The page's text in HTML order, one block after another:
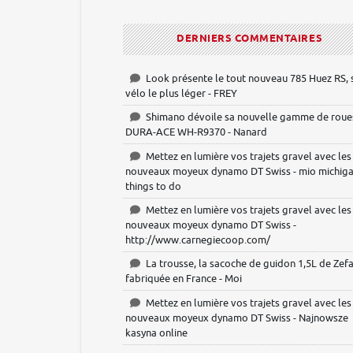
DERNIERS COMMENTAIRES
Look présente le tout nouveau 785 Huez RS,
vélo le plus léger - FREY
Shimano dévoile sa nouvelle gamme de
DURA-ACE WH-R9370 - Nanard
Mettez en lumière vos trajets gravel avec les
nouveaux moyeux dynamo DT Swiss - mio
things to do
Mettez en lumière vos trajets gravel avec les
nouveaux moyeux dynamo DT Swiss -
http://www.carnegiecoop.com/
La trousse, la sacoche de guidon 1,5L de
fabriquée en France - Moi
Mettez en lumière vos trajets gravel avec les
nouveaux moyeux dynamo DT Swiss - Najnowsze
kasyna online